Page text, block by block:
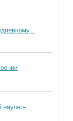
научно-